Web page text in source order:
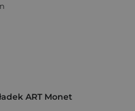
ART Monet